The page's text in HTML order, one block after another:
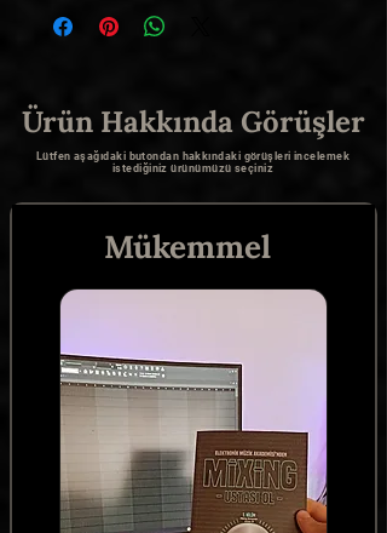
Ürün Hakkında Görüşler
Lütfen aşağıdaki butondan hakkındaki görüşleri incelemek
istediğiniz ürünümüzü seçiniz
Mükemmel